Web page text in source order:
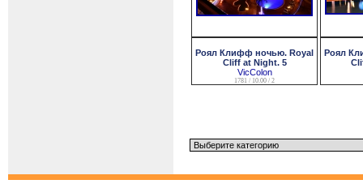
Роял Клифф ночью. Royal
Cliff at Night. 5
VicColon
1781 / 10.00 / 2
Роял